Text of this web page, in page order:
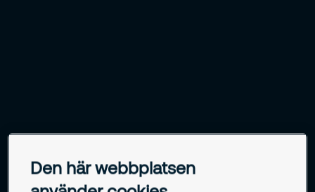
Den här webbplatsen